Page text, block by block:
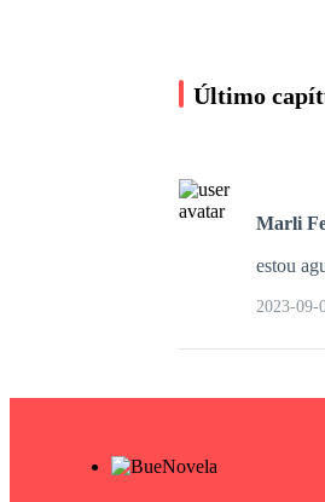
Meu
Último
Marli
estou
2023-09-